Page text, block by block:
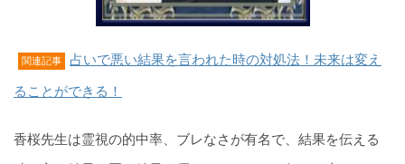
関連記事
占いで悪い結果を言われた時の対処法！未来は変え
ることができる！
香桜先生は霊視の的中率、ブレなさが有名で、結果を伝える